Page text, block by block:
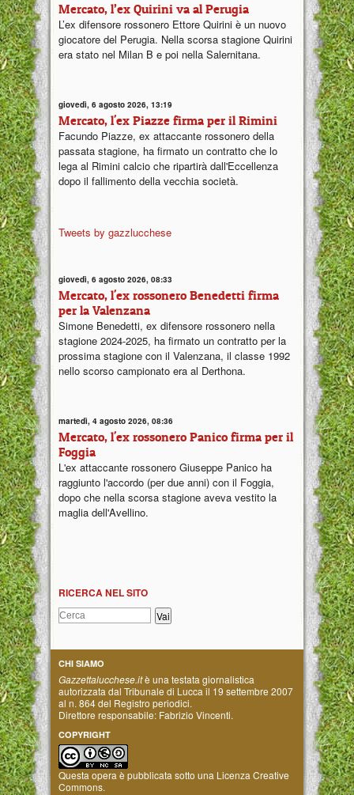
Mercato, l’ex Quirini va al Perugia
L’ex difensore rossonero Ettore Quirini è un nuovo
giocatore del Perugia. Nella scorsa stagione Quirini
era stato nel Milan B e poi nella Salernitana.
giovedì, 6 agosto 2026, 13:19
Mercato, l'ex Piazze firma per il Rimini
Facundo Piazze, ex attaccante rossonero della
passata stagione, ha firmato un contratto che lo
lega al Rimini calcio che ripartirà dall'Eccellenza
dopo il fallimento della vecchia società.
Tweets by gazzlucchese
giovedì, 6 agosto 2026, 08:33
Mercato, l'ex rossonero Benedetti firma
per la Valenzana
Simone Benedetti, ex difensore rossonero nella
stagione 2024-2025, ha firmato un contratto per la
prossima stagione con il Valenzana, il classe 1992
nello scorso campionato era al Derthona.
martedì, 4 agosto 2026, 08:36
Mercato, l'ex rossonero Panico firma per il
Foggia
L'ex attaccante rossonero Giuseppe Panico ha
raggiunto l'accordo (per due anni) con il Foggia,
dopo che nella scorsa stagione aveva vestito la
maglia dell'Avellino.
RICERCA NEL SITO
CHI SIAMO
Gazzettalucchese.itè una testata giornalistica
autorizzata dal Tribunale di Lucca il 19 settembre 2007
al n. 864 del Registro periodici.
Direttore responsabile: Fabrizio Vincenti.
COPYRIGHT
Questa opera è pubblicata sotto una Licenza Creative
Commons.